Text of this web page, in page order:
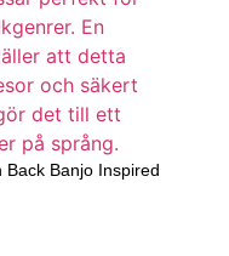
Banjo Inspired